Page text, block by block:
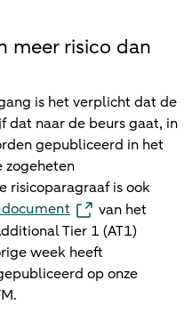
meer risico dan
is het verplicht dat de
dat naar de beurs gaat, in
gepubliceerd in het
zogeheten
risicoparagraaf is ook
van het
Tier 1 (AT1)
week heeft
op onze